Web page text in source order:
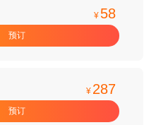
¥ 58
预订
¥ 287
预订